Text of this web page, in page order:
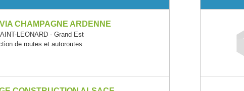
CHAMPAGNE ARDENNE
LEONARD - Grand Est
de routes et autoroutes